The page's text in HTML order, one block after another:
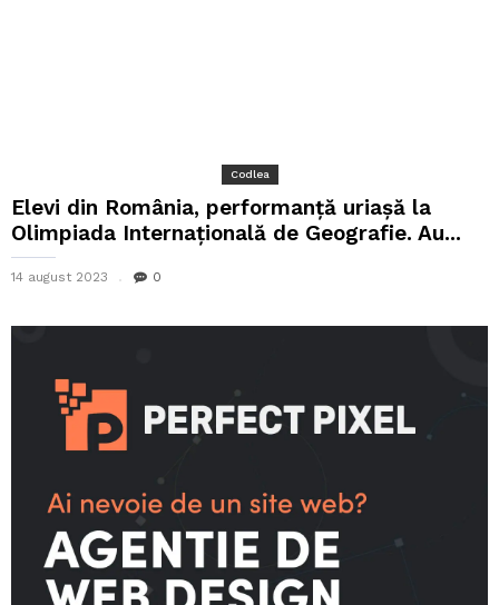
Codlea
Elevi din România, performanță uriașă la
Olimpiada Internațională de Geografie. Au...
14 august 2023 0